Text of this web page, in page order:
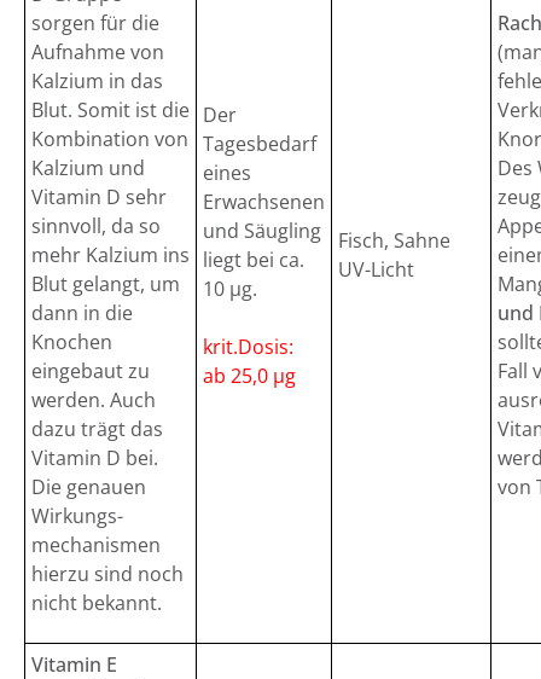
sorgen für die
Aufnahme von
Kalzium in das
Blut. Somit ist die
Kombination von
Kalzium und
Vitamin D sehr
sinnvoll, da so
mehr Kalzium ins
Blut gelangt, um
dann in die
Knochen
eingebaut zu
werden. Auch
dazu trägt das
Vitamin D bei.
Die genauen
Wirkungs-
mechanismen
hierzu sind noch
nicht bekannt.
Der
Tagesbedarf
eines
Erwachsenen
und Säugling
liegt bei ca.
10 µg.
krit.Dosis:
ab 25,0 µg
Fisch, Sahne
UV-Licht
Des
und
Fall
von
Vitamin E